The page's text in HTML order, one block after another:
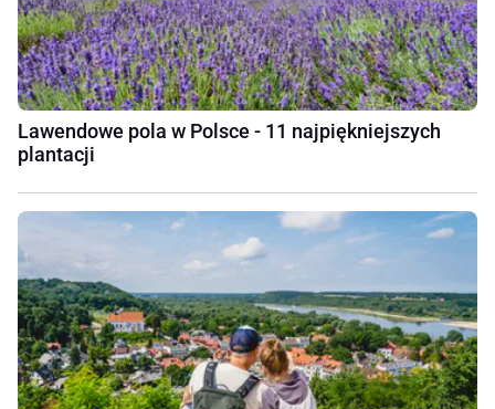
Lawendowe pola w Polsce - 11 najpiękniejszych
plantacji